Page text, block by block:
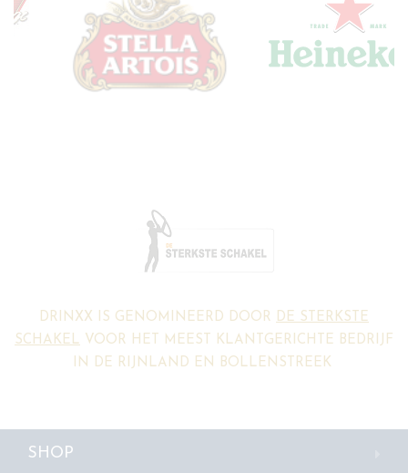
DRINXX IS GENOMINEERD DOOR DE STERKSTE
SCHAKEL VOOR HET MEEST KLANTGERICHTE BEDRIJF
IN DE RIJNLAND EN BOLLENSTREEK
SHOP